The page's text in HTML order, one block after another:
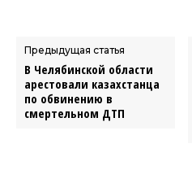
Предыдущая статья
В Челябинской области
арестовали казахстанца
по обвинению в
смертельном ДТП